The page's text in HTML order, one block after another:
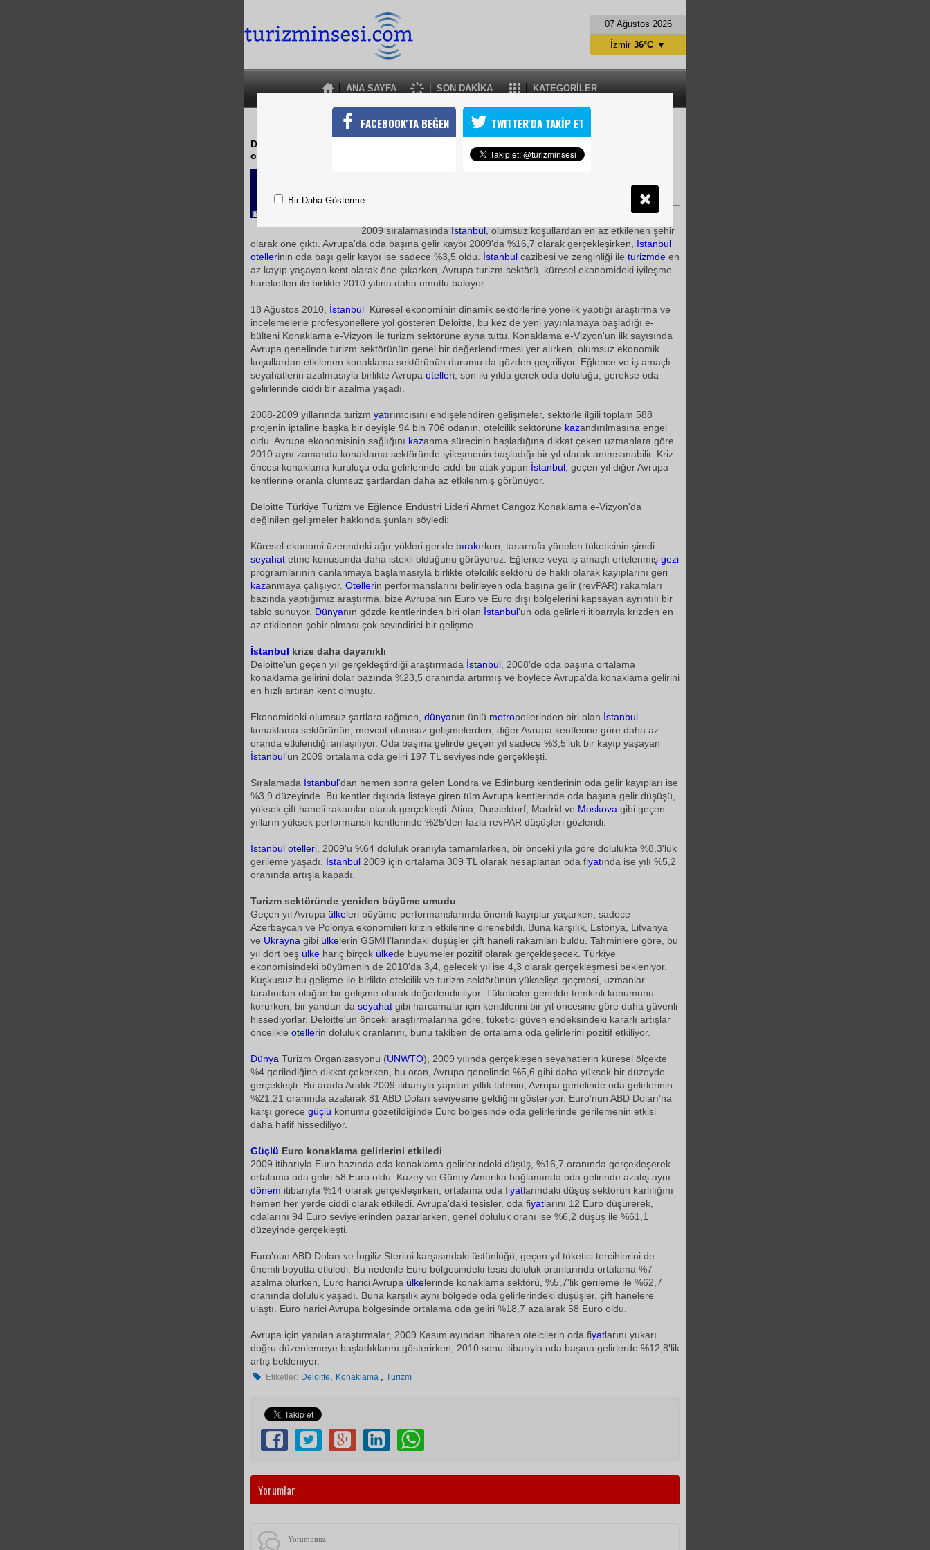
07 Ağustos 2026
ANA SAYFA SON DAKİKA KATEGORİLER
İzmir 36°C ▼
TURİZM SEKTÖRÜNDE BÜYÜME UMUDU
Deloitte yayınlamaya başladığı Konaklama e-Vizyon bülteninin ilk sayısında turizm için
olumlu gelişmelere işaret ediyor.
2009 sıralamasındaİstanbul, olumsuz koşullardan en az etkilenen şehir
olarak öne çıktı. Avrupa'da oda başına gelir kaybı 2009'da %16,7 olarak gerçekleşirken, İstanbul
otellerinin oda başı gelir kaybı ise sadece %3,5 oldu. İstanbul cazibesi ve zenginliği ile turizmde en
az kayıp yaşayan kent olarak öne çıkarken, Avrupa turizm sektörü, küresel ekonomideki iyileşme
hareketleri ile birlikte 2010 yılına daha umutlu bakıyor.
18 Ağustos 2010, İstanbul  Küresel ekonominin dinamik sektörlerine yönelik yaptığı araştırma ve
incelemelerle profesyonellere yol gösteren Deloitte, bu kez de yeni yayınlamaya başladığı e-
bülteni Konaklama e-Vizyon ile turizm sektörüne ayna tuttu. Konaklama e-Vizyon'un ilk sayısında
Avrupa genelinde turizm sektörünün genel bir değerlendirmesi yer alırken, olumsuz ekonomik
koşullardan etkilenen konaklama sektörünün durumu da gözden geçiriliyor. Eğlence ve iş amaçlı
seyahatlerin azalmasıyla birlikte Avrupa otelleri, son iki yılda gerek oda doluluğu, gerekse oda
gelirlerinde ciddi bir azalma yaşadı.
2008-2009 yıllarında turizm yatırımcısını endişelendiren gelişmeler, sektörle ilgili toplam 588
projenin iptaline başka bir deyişle 94 bin 706 odanın, otelcilik sektörüne kazandırılmasına engel
oldu. Avrupa ekonomisinin sağlığını kazanma sürecinin başladığına dikkat çeken uzmanlara göre
2010 aynı zamanda konaklama sektöründe iyileşmenin başladığı bir yıl olarak anımsanabilir. Kriz
öncesi konaklama kuruluşu oda gelirlerinde ciddi bir atak yapan İstanbul , geçen yıl diğer Avrupa
kentlerine oranla olumsuz şartlardan daha az etkilenmiş görünüyor.
Deloitte Türkiye Turizm ve Eğlence Endüstri Lideri Ahmet Cangöz Konaklama e-Vizyon'da
değinilen gelişmeler hakkında şunları söyledi:
Küresel ekonomi üzerindeki ağır yükleri geride bırakırken, tasarrufa yönelen tüketicinin şimdi
seyahat etme konusunda daha istekli olduğunu görüyoruz. Eğlence veya iş amaçlı ertelenmiş gezi
programlarının canlanmaya başlamasıyla birlikte otelcilik sektörü de haklı olarak kayıplarını geri
kazanmaya çalışıyor. Otellerin performanslarını belirleyen oda başına gelir (revPAR) rakamları
bazında yaptığımız araştırma, bize Avrupa'nın Euro ve Euro dışı bölgelerini kapsayan ayrıntılı bir
tablo sunuyor. Dünyanın gözde kentlerinden biri olan İstanbul'un oda gelirleri itibarıyla krizden en
az etkilenen şehir olması çok sevindirici bir gelişme.
İstanbul krize daha dayanıklı
Deloitte'un geçen yıl gerçekleştirdiği araştırmada İstanbul , 2008′de oda başına ortalama
konaklama gelirini dolar bazında %23,5 oranında artırmış ve böylece Avrupa'da konaklama gelirini
en hızlı artıran kent olmuştu.
Ekonomideki olumsuz şartlara rağmen, dünyanın ünlü metropollerinden biri olan İstanbul
konaklama sektörünün, mevcut olumsuz gelişmelerden, diğer Avrupa kentlerine göre daha az
oranda etkilendiği anlaşılıyor. Oda başına gelirde geçen yıl sadece %3,5'luk bir kayıp yaşayan
İstanbul'un 2009 ortalama oda geliri 197 TL seviyesinde gerçekleşti.
Sıralamada İstanbul'dan hemen sonra gelen Londra ve Edinburg kentlerinin oda gelir kayıpları ise
%3,9 düzeyinde. Bu kentler dışında listeye giren tüm Avrupa kentlerinde oda başına gelir düşüşü,
yüksek çift haneli rakamlar olarak gerçekleşti. Atina, Dusseldorf, Madrid ve Moskova gibi geçen
yılların yüksek performanslı kentlerinde %25'den fazla revPAR düşüşleri gözlendi.
İstanbul otelleri, 2009'u %64 doluluk oranıyla tamamlarken, bir önceki yıla göre dolulukta %8,3'lük
gerileme yaşadı. İstanbul 2009 için ortalama 309 TL olarak hesaplanan oda fiyatında ise yılı %5,2
oranında artışla kapadı.
Turizm sektöründe yeniden büyüme umudu
Geçen yıl Avrupa ülkeleri büyüme performanslarında önemli kayıplar yaşarken, sadece
Azerbaycan ve Polonya ekonomileri krizin etkilerine direnebildi. Buna karşılık, Estonya, Litvanya
ve Ukrayna gibi ülkelerin GSMH'larındaki düşüşler çift haneli rakamları buldu. Tahminlere göre, bu
yıl dört beş ülke hariç birçok ülkede büyümeler pozitif olarak gerçekleşecek. Türkiye
ekonomisindeki büyümenin de 2010'da 3,4, gelecek yıl ise 4,3 olarak gerçekleşmesi bekleniyor.
Kuşkusuz bu gelişme ile birlikte otelcilik ve turizm sektörünün yükselişe geçmesi, uzmanlar
tarafından olağan bir gelişme olarak değerlendiriliyor. Tüketiciler genelde temkinli konumunu
korurken, bir yandan da seyahat gibi harcamalar için kendilerini bir yıl öncesine göre daha güvenli
hissediyorlar. Deloitte'un önceki araştırmalarına göre, tüketici güven endeksindeki kararlı artışlar
öncelikle otellerin doluluk oranlarını, bunu takiben de ortalama oda gelirlerini pozitif etkiliyor.
Dünya Turizm Organizasyonu (UNWTO), 2009 yılında gerçekleşen seyahatlerin küresel ölçekte
%4 gerilediğine dikkat çekerken, bu oran, Avrupa genelinde %5,6 gibi daha yüksek bir düzeyde
gerçekleşti. Bu arada Aralık 2009 itibarıyla yapılan yıllık tahmin, Avrupa genelinde oda gelirlerinin
%21,21 oranında azalarak 81 ABD Doları seviyesine geldiğini gösteriyor. Euro'nun ABD Doları'na
karşı görece güçlü konumu gözetildiğinde Euro bölgesinde oda gelirlerinde gerilemenin etkisi
daha hafif hissediliyor.
Güçlü Euro konaklama gelirlerini etkiledi
2009 itibarıyla Euro bazında oda konaklama gelirlerindeki düşüş, %16,7 oranında gerçekleşerek
ortalama oda geliri 58 Euro oldu. Kuzey ve Güney Amerika bağlamında oda gelirinde azalış aynı
dönem itibarıyla %14 olarak gerçekleşirken, ortalama oda fiyatlarındaki düşüş sektörün karlılığını
hemen her yerde ciddi olarak etkiledi. Avrupa'daki tesisler, oda fiyatlarını 12 Euro düşürerek,
odalarını 94 Euro seviyelerinden pazarlarken, genel doluluk oranı ise %6,2 düşüş ile %61,1
düzeyinde gerçekleşti.
Euro'nun ABD Doları ve İngiliz Sterlini karşısındaki üstünlüğü, geçen yıl tüketici tercihlerini de
önemli boyutta etkiledi. Bu nedenle Euro bölgesindeki tesis doluluk oranlarında ortalama %7
azalma olurken, Euro harici Avrupa ülkelerinde konaklama sektörü, %5,7'lik gerileme ile %62,7
oranında doluluk yaşadı. Buna karşılık aynı bölgede oda gelirlerindeki düşüşler, çift hanelere
ulaştı. Euro harici Avrupa bölgesinde ortalama oda geliri %18,7 azalarak 58 Euro oldu.
Avrupa için yapılan araştırmalar, 2009 Kasım ayından itibaren otelcilerin oda fiyatlarını yukarı
doğru düzenlemeye başladıklarını gösterirken, 2010 sonu itibarıyla oda başına gelirlerde %12,8'lik
artış bekleniyor.
Etiketler: Deloitte, Konaklama ,Turizm
Yorumlar
FACEBOOK'TA BEĞEN TWITTER'DA TAKİP ET
Bir Daha Gösterme